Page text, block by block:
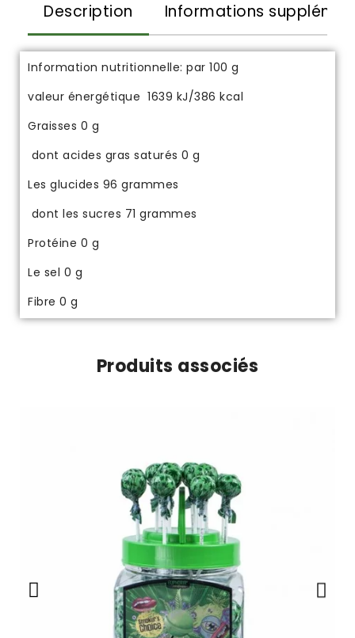
Description Informations
Information nutritionnelle: par 100 g
valeur énergétique 1639 kJ/386 kcal
Graisses 0 g
dont acides gras saturés 0 g
Les glucides 96 grammes
dont les sucres 71 grammes
Protéine 0 g
Le sel 0 g
Fibre 0 g
Produits associés